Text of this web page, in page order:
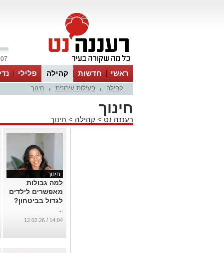
07 אוגוסט 2026 / 17:47
ראשי חדשות קהילה פלילי
קהילה פעילות עירונית חינוך
חינוך
רעננה נט > קהילה > חינוך
חינוך
למה גבולות
מאפשרים לילדים
לגדול בביטחון?
...
14:04 / 12.02.26